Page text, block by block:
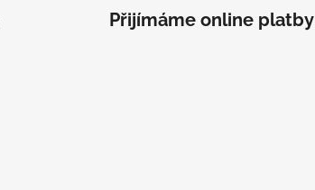
Přijímáme online platby